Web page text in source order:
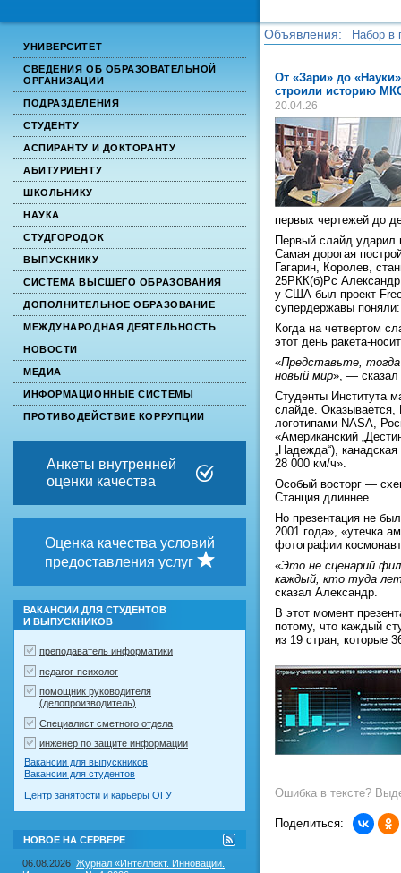
УНИВЕРСИТЕТ
СВЕДЕНИЯ ОБ ОБРАЗОВАТЕЛЬНОЙ
ОРГАНИЗАЦИИ
ПОДРАЗДЕЛЕНИЯ
СТУДЕНТУ
АСПИРАНТУ И ДОКТОРАНТУ
АБИТУРИЕНТУ
ШКОЛЬНИКУ
НАУКА
СТУДГОРОДОК
ВЫПУСКНИКУ
СИСТЕМА ВЫСШЕГО ОБРАЗОВАНИЯ
ДОПОЛНИТЕЛЬНОЕ ОБРАЗОВАНИЕ
МЕЖДУНАРОДНАЯ ДЕЯТЕЛЬНОСТЬ
НОВОСТИ
МЕДИА
ИНФОРМАЦИОННЫЕ СИСТЕМЫ
ПРОТИВОДЕЙСТВИЕ КОРРУПЦИИ
Анкеты внутренней
оценки качества
Оценка качества условий
предоставления услуг
ВАКАНСИИ ДЛЯ СТУДЕНТОВ
И ВЫПУСКНИКОВ
преподаватель информатики
педагог-психолог
помощник руководителя
(делопроизводитель)
Специалист сметного отдела
инженер по защите информации
Вакансии для выпускников
Вакансии для студентов
Центр занятости и карьеры ОГУ
НОВОЕ НА СЕРВЕРЕ
RSS-
лента
на
06.08.2026 Журнал «Интеллект. Инновации.
Объявления:
Набор в
От «Зари» до
строили историю
20.04.26
первых чертежей до
Первый слайд ударил
Самая дорогая
Гагарин, Королев,
25РКК(б)Рс
у США был проект
супердержавы
Когда на четвертом
этот день ракета-
«Представьте, тогда
новый мир», — сказал
Студенты Института
слайде.
логотипами NASA,
«Американский
„Надежда“),
28 000 км/ч».
Особый восторг —
Станция длиннее.
Но презентация не
2001 года», «утечка
фотографии
«Это не сценарий
каждый, кто туда
сказал Александр.
В этот момент
потому, что каждый
из 19 стран, которые
Ошибка в тексте?
Поделиться: